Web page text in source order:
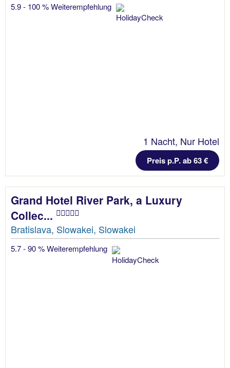
5.9 - 100 % Weiterempfehlung
1 Nacht, Nur Hotel
Preis p.P. ab 63 €
Grand Hotel River Park, a Luxury
Collec...
Bratislava, Slowakei, Slowakei
5.7 - 90 % Weiterempfehlung